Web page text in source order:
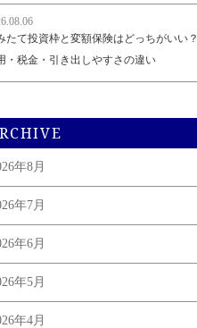
たて投資枠と変額保険はどっちがいい？
・税金・引き出しやすさの違い
年8月
年7月
年6月
年5月
年4月